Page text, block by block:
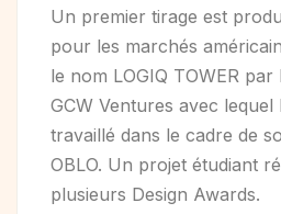
Un premier tirage est
pour les marchés
le nom LOGIQ TOWER par
GCW Ventures avec lequel
travaillé dans le cadre de
OBLO. Un projet étudiant
plusieurs Design Awards.